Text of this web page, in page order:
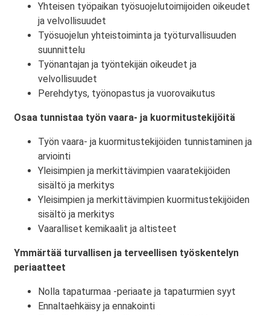
Yhteisen työpaikan työsuojelutoimijoiden oikeudet
ja velvollisuudet
Työsuojelun yhteistoiminta ja työturvallisuuden
suunnittelu
Työnantajan ja työntekijän oikeudet ja
velvollisuudet
Perehdytys, työnopastus ja vuorovaikutus
Osaa tunnistaa työn vaara- ja kuormitustekijöitä
Työn vaara- ja kuormitustekijöiden tunnistaminen ja
arviointi
Yleisimpien ja merkittävimpien vaaratekijöiden
sisältö ja merkitys
Yleisimpien ja merkittävimpien kuormitustekijöiden
sisältö ja merkitys
Vaaralliset kemikaalit ja altisteet
Ymmärtää turvallisen ja terveellisen työskentelyn
periaatteet
Nolla tapaturmaa -periaate ja tapaturmien syyt
Ennaltaehkäisy ja ennakointi